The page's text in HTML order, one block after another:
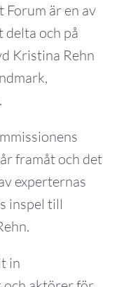
är en av
och på
Kristina Rehn
framåt och det
experternas
inspel till
in